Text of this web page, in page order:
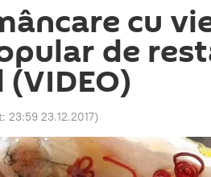
cu
de
23:59 23.12.2017)